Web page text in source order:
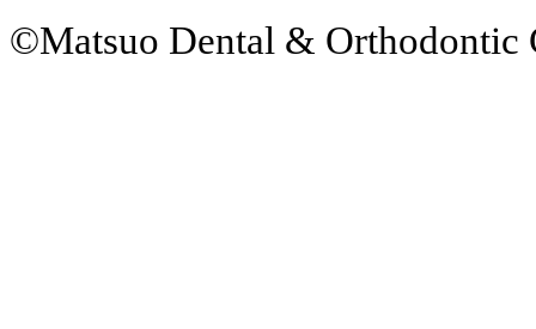
©Matsuo Dental & Orthodontic